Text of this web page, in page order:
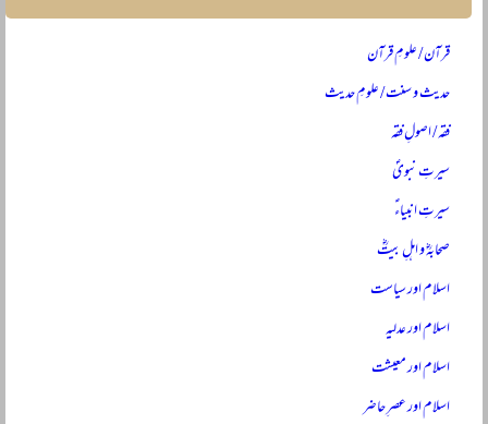
قرآن / علومِ قرآن
حدیث و سنت / علومِ حدیث
فقہ / اصولِ فقہ
سیرتِ نبویؐ
سیرتِ انبیاءؑ
صحابہؓ و اہلِ بیتؓ
اسلام اور سیاست
اسلام اور عدلیہ
اسلام اور معیشت
اسلام اور عصرِ حاضر